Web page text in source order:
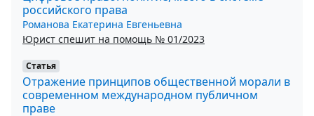
российского права
Романова Екатерина Евгеньевна
Юрист спешит на помощь № 01/2023
Статья
Отражение принципов общественной морали в
современном международном публичном
праве